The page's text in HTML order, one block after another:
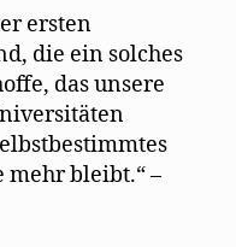
ersten
die ein solches
das unsere
bleibt.“ –